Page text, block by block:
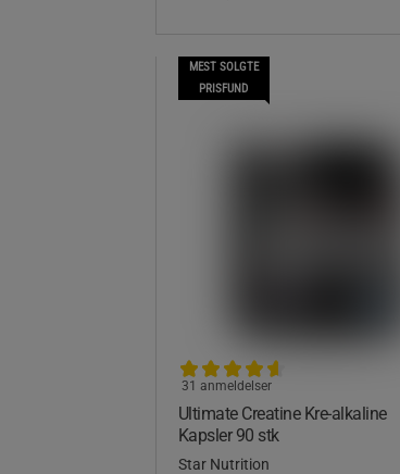
MEST SOLGTE
PRISFUND
Ultimate Creatine Kre-alkaline
Kapsler 90 stk
31 anmeldelser
Star Nutrition